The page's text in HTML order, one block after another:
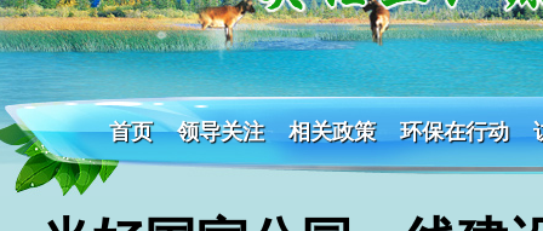
首页 领导关注 相关政策 环保在行动